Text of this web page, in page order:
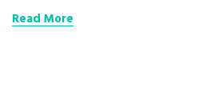
Read More